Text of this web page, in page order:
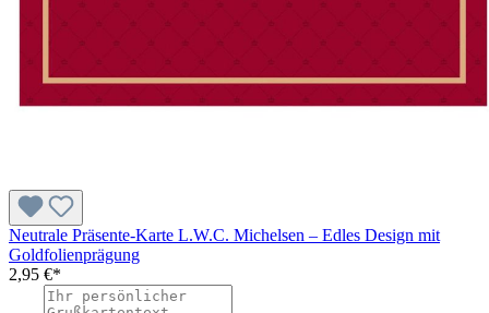
Neutrale Präsente-Karte L.W.C. Michelsen – Edles Design mit
Goldfolienprägung
2,95 €*